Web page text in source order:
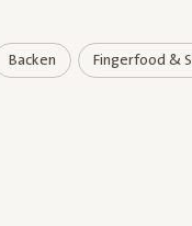
Backen Fingerfood &